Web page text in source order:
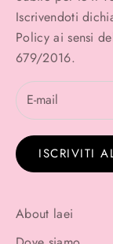
Iscrivendoti
Policyai sensi
679/2016.
ISCRIVITI
About laei